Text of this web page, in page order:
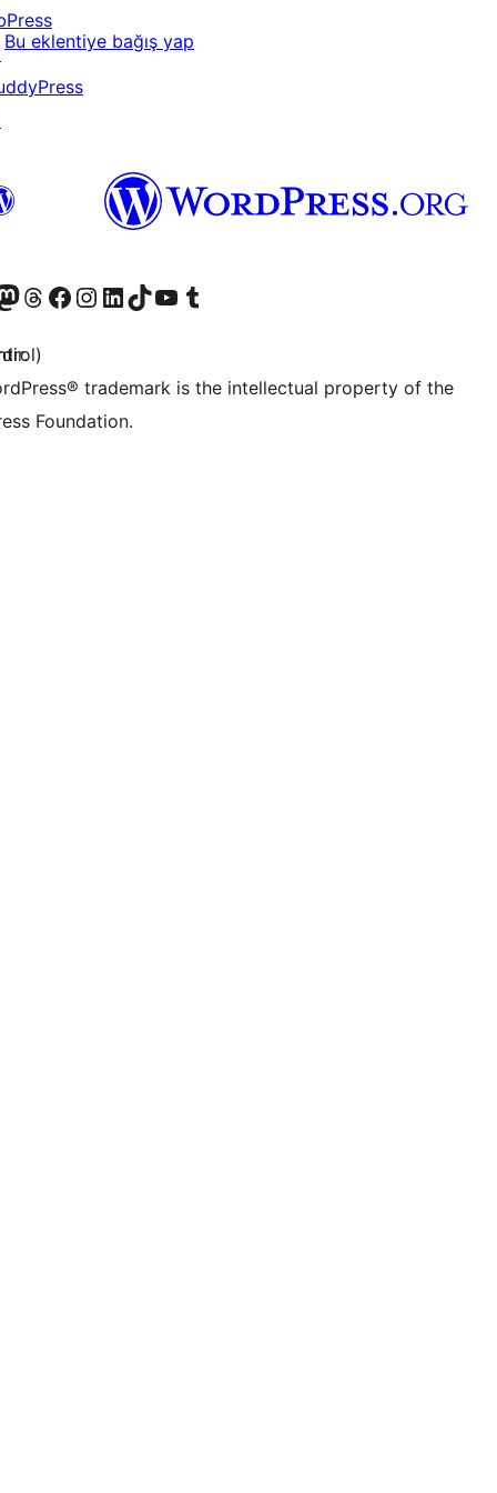
Bu eklentiye bağış yap
edin
hesabımızı ziyaret edin
Threads hesabımızı ziyaret edinFacebook sayfamızı ziyaret edinInstagram hesabımızı ziyaret edinLinkedIn hesabımızı ziyaret edinTikTok hesabımızı ziyaret edinYouTube kanalımızı ziyaret edinTumblr hesabımızı ziyaret edin
trademark is the intellectual property of the
Foundation.